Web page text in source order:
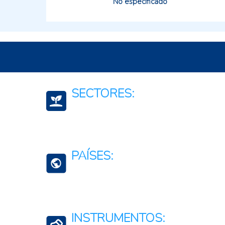
SECTORES:
Cadena de Lácteos
PAÍSES:
INSTRUMENTOS: